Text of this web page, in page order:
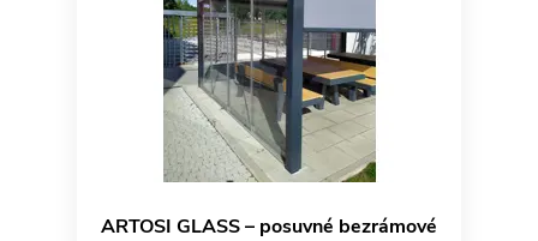
ARTOSI GLASS – posuvné bezrámové